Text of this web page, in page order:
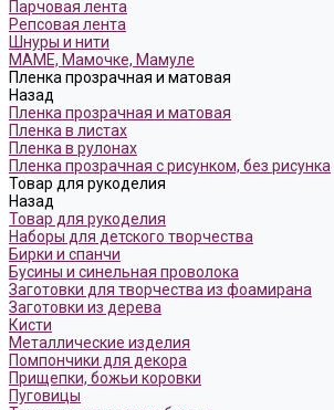
Парчовая лента
Репсовая лента
Шнуры и нити
МАМЕ, Мамочке, Мамуле
Пленка прозрачная и матовая
Назад
Пленка прозрачная и матовая
Пленка в листах
Пленка в рулонах
Пленка прозрачная с рисунком, без рисунка
Товар для рукоделия
Назад
Товар для рукоделия
Наборы для детского творчества
Бирки и спанчи
Бусины и синельная проволока
Заготовки для творчества из фоамирана
Заготовки из дерева
Кисти
Металлические изделия
Помпончики для декора
Прищепки, божьи коровки
Пуговицы